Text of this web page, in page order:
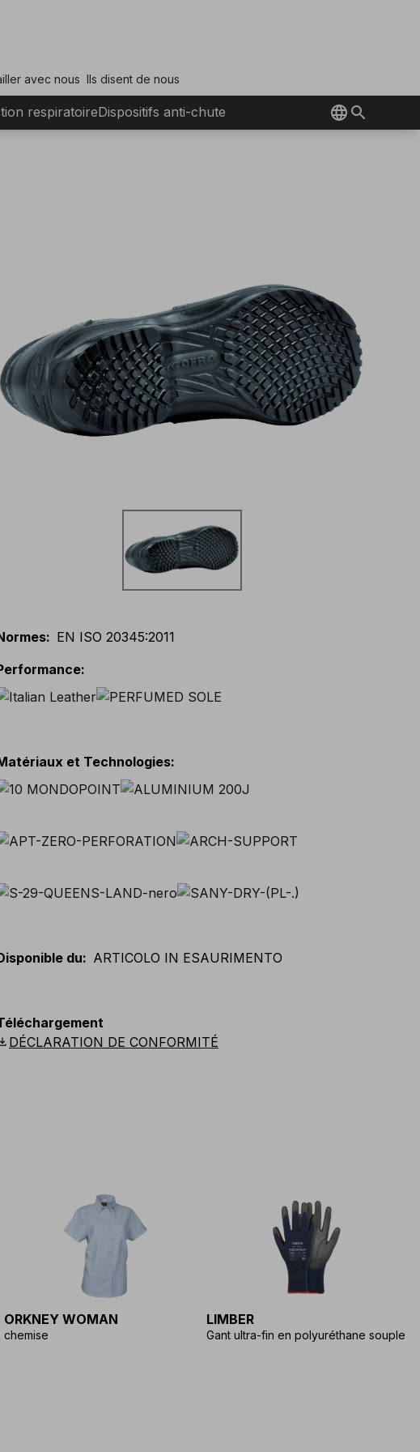
avec nous Ils disent de nous
respiratoireDispositifs anti-chute
: EN ISO 20345:2011
:
et Technologies:
du: ARTICOLO IN ESAURIMENTO
DÉCLARATION DE CONFORMITÉ
ORKNEY WOMAN
chemise
LIMBER
Gant ultra-fin en polyuréthane souple